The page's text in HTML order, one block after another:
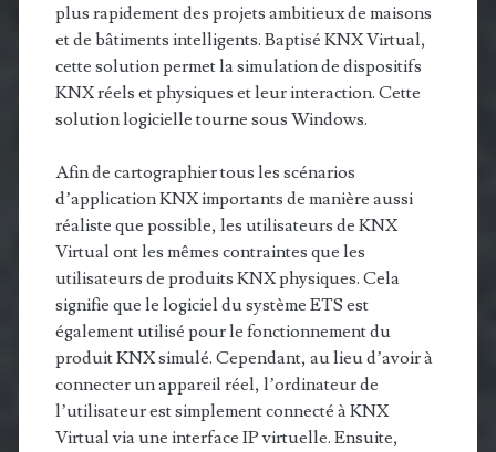
plus rapidement des projets ambitieux de maisons
et de bâtiments intelligents. Baptisé KNX Virtual,
cette solution permet la simulation de dispositifs
KNX réels et physiques et leur interaction. Cette
solution logicielle tourne sous Windows.
Afin de cartographier tous les scénarios
d’application KNX importants de manière aussi
réaliste que possible, les utilisateurs de KNX
Virtual ont les mêmes contraintes que les
utilisateurs de produits KNX physiques. Cela
signifie que le logiciel du système ETS est
également utilisé pour le fonctionnement du
produit KNX simulé. Cependant, au lieu d’avoir à
connecter un appareil réel, l’ordinateur de
l’utilisateur est simplement connecté à KNX
Virtual via une interface IP virtuelle. Ensuite,